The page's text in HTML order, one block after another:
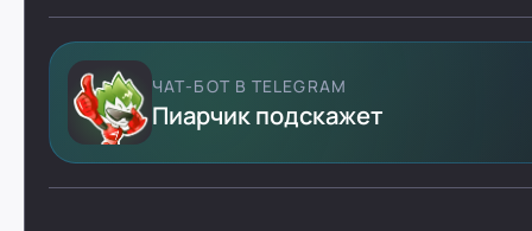
ЧАТ-БОТ В TELEGRAM
Пиарчик подскажет